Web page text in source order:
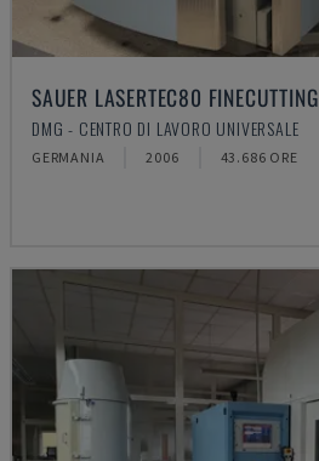
SAUER LASERTEC80 FINECUTTING
DMG - CENTRO DI LAVORO UNIVERSALE
GERMANIA 2006 43.686 ORE